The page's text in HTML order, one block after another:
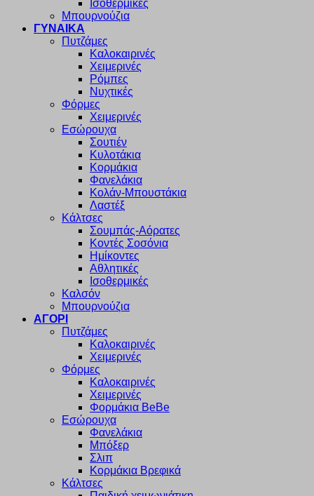
Ισοθερμικές
Μπουρνούζια
ΓΥΝΑΙΚΑ
Πυτζάμες
Καλοκαιρινές
Χειμερινές
Ρόμπες
Νυχτικές
Φόρμες
Χειμερινές
Εσώρουχα
Σουτιέν
Κυλοτάκια
Κορμάκια
Φανελάκια
Κολάν-Μπουστάκια
Λαστέξ
Κάλτσες
Σουμπάς-Αόρατες
Κοντές Σοσόνια
Ημίκοντες
Αθλητικές
Ισοθερμικές
Καλσόν
Μπουρνούζια
ΑΓΟΡΙ
Πυτζάμες
Καλοκαιρινές
Χειμερινές
Φόρμες
Καλοκαιρινές
Χειμερινές
Φορμάκια BeBe
Εσώρουχα
Φανελάκια
Μπόξερ
Σλιπ
Κορμάκια Βρεφικά
Κάλτσες